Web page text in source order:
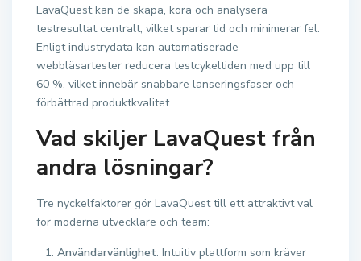
LavaQuest kan de skapa, köra och analysera
testresultat centralt, vilket sparar tid och minimerar fel.
Enligt industrydata kan automatiserade
webbläsartester reducera testcykeltiden med upp till
60 %, vilket innebär snabbare lanseringsfaser och
förbättrad produktkvalitet.
Vad skiljer LavaQuest från
andra lösningar?
Tre nyckelfaktorer gör LavaQuest till ett attraktivt val
för moderna utvecklare och team:
Användarvänlighet: Intuitiv plattform som kräver